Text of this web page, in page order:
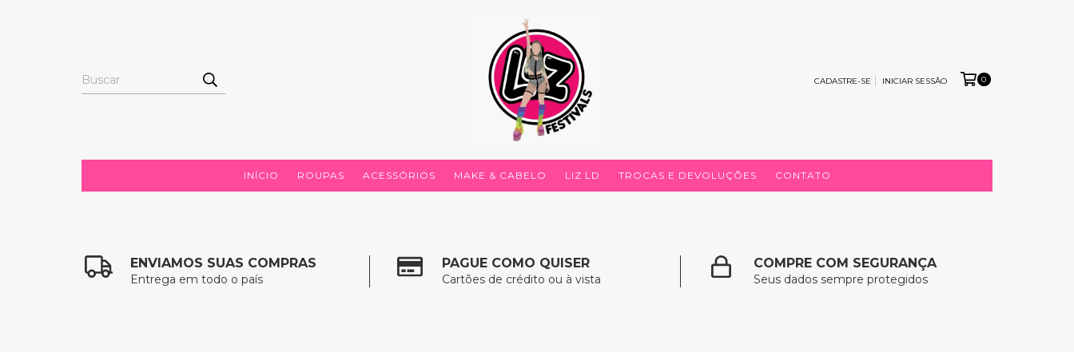
CADASTRE-SE INICIAR SESSÃO 0
INÍCIO ROUPAS ACESSÓRIOS MAKE & CABELO LIZ LD TROCAS E DEVOLUÇÕES CONTATO
ENVIAMOS SUAS COMPRAS
Entrega em todo o país
PAGUE COMO QUISER
Cartões de crédito ou à vista
COMPRE COM SEGURANÇA
Seus dados sempre protegidos